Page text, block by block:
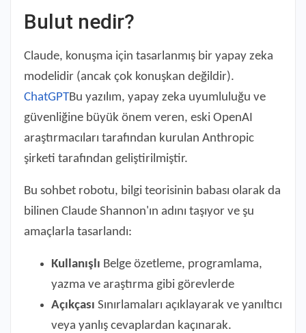
Bulut nedir?
Claude, konuşma için tasarlanmış bir yapay zeka
modelidir (ancak çok konuşkan değildir).
ChatGPTBu yazılım, yapay zeka uyumluluğu ve
güvenliğine büyük önem veren, eski OpenAI
araştırmacıları tarafından kurulan Anthropic
şirketi tarafından geliştirilmiştir.
Bu sohbet robotu, bilgi teorisinin babası olarak da
bilinen Claude Shannon'ın adını taşıyor ve şu
amaçlarla tasarlandı:
Kullanışlı Belge özetleme, programlama,
yazma ve araştırma gibi görevlerde
Açıkçası Sınırlamaları açıklayarak ve yanıltıcı
veya yanlış cevaplardan kaçınarak.